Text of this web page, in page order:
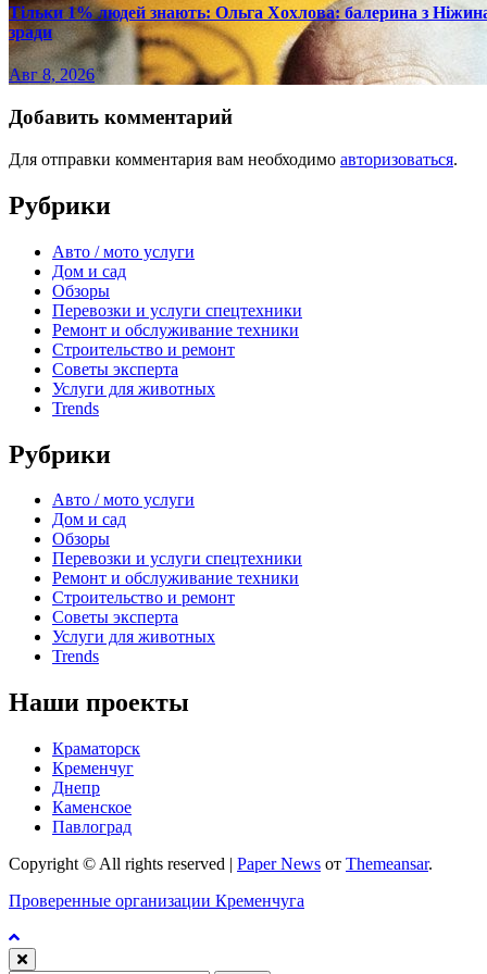
Тільки 1% людей знають: Ольга Хохлова: балерина з
зради
Авг 8, 2026
Добавить комментарий
Для отправки комментария вам необходимо авторизоваться.
Рубрики
Авто / мото услуги
Дом и сад
Обзоры
Перевозки и услуги спецтехники
Ремонт и обслуживание техники
Строительство и ремонт
Советы эксперта
Услуги для животных
Trends
Рубрики
Авто / мото услуги
Дом и сад
Обзоры
Перевозки и услуги спецтехники
Ремонт и обслуживание техники
Строительство и ремонт
Советы эксперта
Услуги для животных
Trends
Наши проекты
Краматорск
Кременчуг
Днепр
Каменское
Павлоград
Copyright © All rights reserved | Paper News от Themeansar.
Проверенные организации Кременчуга